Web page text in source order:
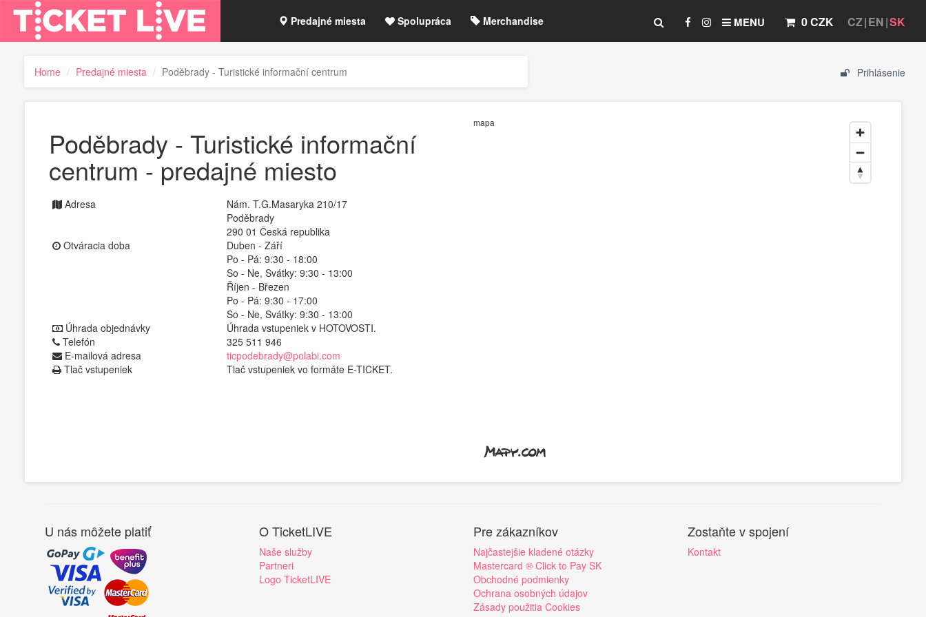
CZ EN SK
0 CZK
MENU
Predajné miesta Spolupráca Merchandise
TicketLIVE účet / Registrácia
Prihlásenie
Home Predajné miesta Poděbrady - Turistické informační centrum
Poděbrady - Turistické informační
centrum - predajné miesto
Adresa
Nám. T.G.Masaryka 210/17
Poděbrady
290 01 Česká republika
Otváracia doba
Duben - Září
Po - Pá: 9:30 - 18:00
So - Ne, Svátky: 9:30 - 13:00
Říjen - Březen
Po - Pá: 9:30 - 17:00
So - Ne, Svátky: 9:30 - 13:00
Úhrada objednávky
Úhrada vstupeniek v HOTOVOSTI.
Telefón
325 511 946
E-mailová adresa
ticpodebrady@polabi.com
Tlač vstupeniek
Tlač vstupeniek vo formáte E-TICKET.
mapa
U nás môžete platiť O TicketLIVE
Naše služby
Partneri
Logo TicketLIVE
Pre zákazníkov
Najčastejšie kladené otázky
Mastercard ® Click to Pay SK
Obchodné podmienky
Ochrana osobných údajov
Zásady použitia Cookies
Zostaňte v spojení
Kontakt